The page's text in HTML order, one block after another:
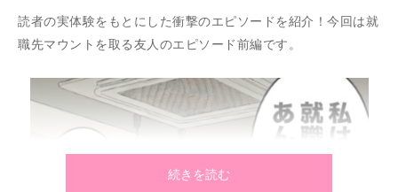
読者の実体験をもとにした衝撃のエピソードを紹介！今回は就
職先マウントを取る友人のエピソード前編です。
続きを読む